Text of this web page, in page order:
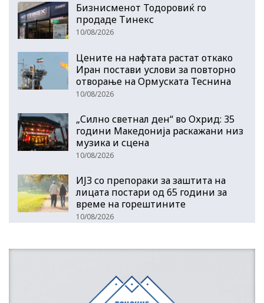
Бизнисменот Тодоровиќ го
продаде Тинекс
10/08/2026
Цените на нафтата растат откако
Иран постави услови за повторно
отворање на Ормуската Теснина
10/08/2026
„Силно светнал ден“ во Охрид: 35
години Македонија раскажани низ
музика и сцена
10/08/2026
ИЈЗ со препораки за заштита на
лицата постари од 65 години за
време на горештините
10/08/2026